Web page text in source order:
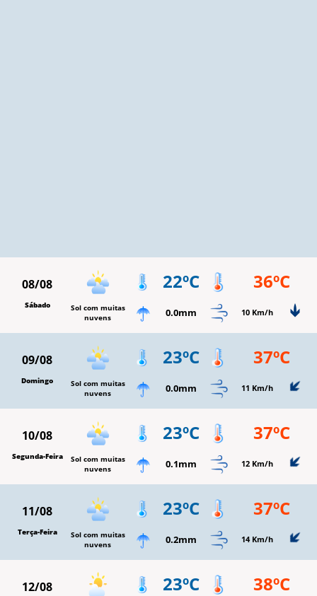
08/08
Sábado
Sol com muitas
nuvens
22ºC 36ºC
0.0mm 10 Km/h
09/08
Domingo
Sol com muitas
nuvens
23ºC 37ºC
0.0mm 11 Km/h
10/08
Segunda-Feira
Sol com muitas
nuvens
23ºC 37ºC
0.1mm 12 Km/h
11/08
Terça-Feira
Sol com muitas
nuvens
23ºC 37ºC
0.2mm 14 Km/h
12/08 23ºC 38ºC